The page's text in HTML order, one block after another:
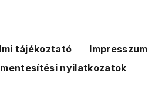
tájékoztató Impresszum
nyilatkozatok